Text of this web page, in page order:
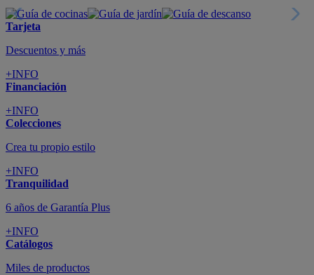
Tarjeta
Descuentos y más
+INFO
Financiación
+INFO
Colecciones
Crea tu propio estilo
+INFO
Tranquilidad
6 años de Garantía Plus
+INFO
Catálogos
Miles de productos